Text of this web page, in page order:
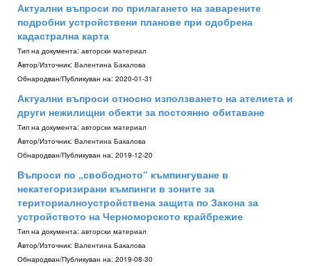
Актуални въпроси по прилагането на заварените
подробни устройствени планове при одобрена
кадастрална карта
Тип на документа: авторски материал
Aвтор/Източник: Валентина Бакалова
Обнародван/Публикуван на: 2020-01-31
Актуални въпроси относно използването на ателиета и
други нежилищни обекти за постоянно обитаване
Тип на документа: авторски материал
Aвтор/Източник: Валентина Бакалова
Обнародван/Публикуван на: 2019-12-20
Въпроси по „свободното“ къмпингуване в
некатегоризирани къмпинги в зоните за
териториалноустройствена защита по Закона за
устройството на Черноморското крайбрежие
Тип на документа: авторски материал
Aвтор/Източник: Валентина Бакалова
Обнародван/Публикуван на: 2019-08-30